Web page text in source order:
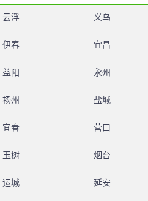
云浮 义乌
伊春 宜昌
益阳 永州
扬州 盐城
宜春 营口
玉树 烟台
运城 延安